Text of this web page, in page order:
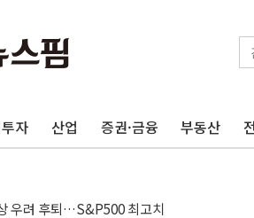
자 산업 증권·금융 부동산
표...'김민석 재역전 vs 정청래 격차 확대'
짠다…'자율규제단체' 타진
…"26일까지 의혹 소명" 요구